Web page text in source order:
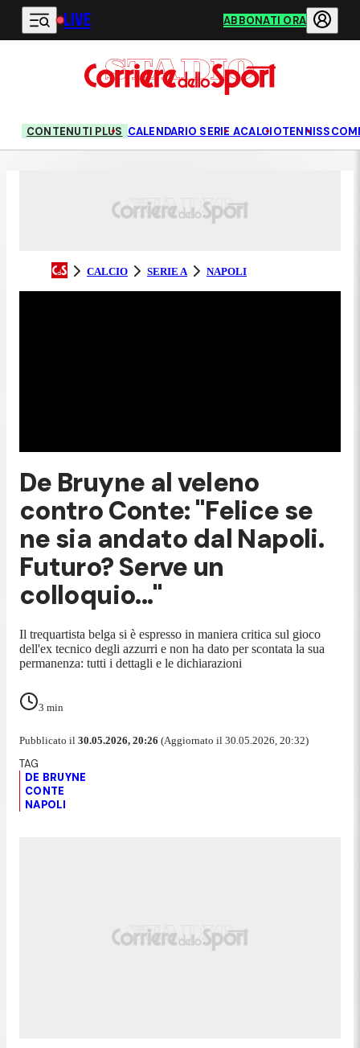
Vai al contenuto principale
LIVE ABBONATI ORA
CONTENUTI PLUS CALENDARIO SERIE ACALCIOTENNIS
CALCIO SERIE A NAPOLI
De Bruyne al veleno
contro Conte: "Felice se
ne sia andato dal Napoli.
Futuro? Serve un
colloquio..."
Il trequartista belga si è espresso in maniera critica sul gioco
dell'ex tecnico degli azzurri e non ha dato per scontata la sua
permanenza: tutti i dettagli e le dichiarazioni
3 min
Pubblicato il 30.05.2026, 20:26 (Aggiornato il 30.05.2026, 20:32)
DE BRUYNE
CONTE
NAPOLI